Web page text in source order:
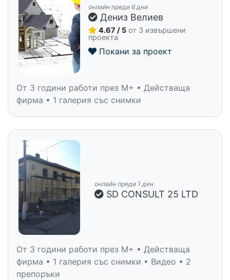
онлайн преди 6 дни
Дениз Велиев
4.67 / 5 от 3 извършени
проекта
Покани за проект
От 3 години работи през M+ • Действаща
фирма • 1 галерия със снимки
онлайн преди 1 ден
SD CONSULT 25 LTD
От 3 години работи през M+ • Действаща
фирма • 1 галерия със снимки • Видео • 2
препоръки